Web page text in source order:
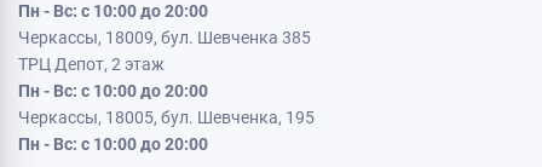
Пн - Вс: с 10:00 до 20:00
Черкассы, 18009, бул. Шевченка 385
ТРЦ Депот, 2 этаж
Пн - Вс: с 10:00 до 20:00
Черкассы, 18005, бул. Шевченка, 195
Пн - Вс: с 10:00 до 20:00